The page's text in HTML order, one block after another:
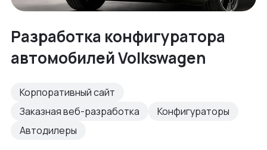
Разработка конфигуратора
автомобилей Volkswagen
Корпоративный сайт
Заказная веб-разработка
Конфигураторы
Автодилеры